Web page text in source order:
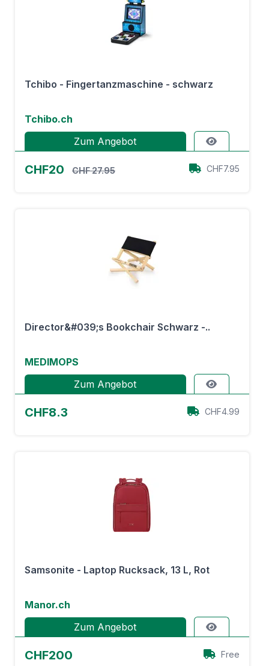
Tchibo - Fingertanzmaschine - schwarz
Tchibo.ch
Zum Angebot
CHF20 CHF 27.95 CHF7.95
Director&#039;s Bookchair Schwarz -..
MEDIMOPS
Zum Angebot
CHF8.3 CHF4.99
Samsonite - Laptop Rucksack, 13 L, Rot
Manor.ch
Zum Angebot
CHF200 Free